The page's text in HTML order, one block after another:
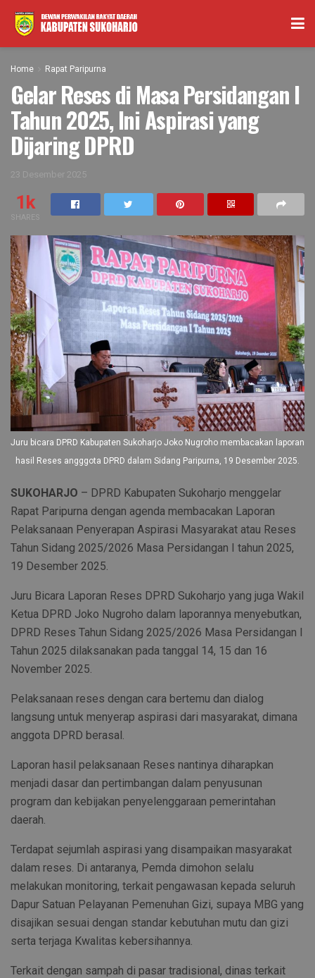
Home Rapat Paripurna
Gelar Reses di Masa Persidangan I
Tahun 2025, Ini Aspirasi yang
Dijaring DPRD
23 Desember 2025
1k
SHARES
Juru bicara DPRD Kabupaten Sukoharjo Joko Nugroho membacakan laporan
hasil Reses angggota DPRD dalam Sidang Paripurna, 19 Desember 2025.
SUKOHARJO – DPRD Kabupaten Sukoharjo menggelar
Rapat Paripurna dengan agenda membacakan Laporan
Pelaksanaan Penyerapan Aspirasi Masyarakat atau Reses
Tahun Sidang 2025/2026 Masa Persidangan I tahun 2025,
19 Desember 2025.
Juru Bicara Laporan Reses DPRD Sukoharjo yang juga Wakil
Ketua DPRD Joko Nugroho dalam laporannya menyebutkan,
DPRD Reses Tahun Sidang 2025/2026 Masa Persidangan I
Tahun 2025 dilaksanakan pada tanggal 14, 15 dan 16
November 2025.
Pelaksanaan reses dengan cara bertemu dan dialog
langsung untuk menyerap aspirasi dari masyarakat, dimana
anggota DPRD berasal.
Laporan hasil pelaksanaan Reses nantinya diharapkan
menjadi dasar dan pertimbangan dalam penyusunan
program dan kebijakan penyelenggaraan pemerintahan
daerah.
Terdapat sejumlah aspirasi yang disampaikan masyarakat
dalam reses. Di antaranya, Pemda dimohon selalu
melakukan monitoring, terkait pengawasan kepada seluruh
Dapur Satuan Pelayanan Pemenuhan Gizi, supaya MBG yang
disajikan sesuai dengan standar kebutuhan mutu dan gizi
serta terjaga Kwalitas kebersihannya.
Terkait dengan sampah di pasar tradisional, dinas terkait